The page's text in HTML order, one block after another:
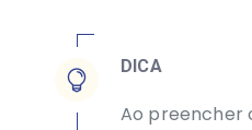
DICA
Ao preencher